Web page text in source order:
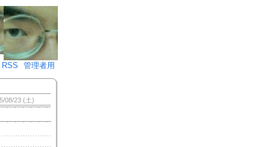
♪)÷2
RSS 管理者用
08/23 (土)